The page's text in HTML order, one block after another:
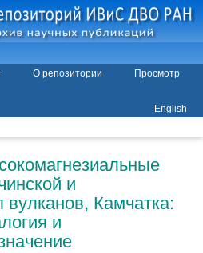
О репозитории
Просмотр
English
и
вулканов, Камчатка:
и